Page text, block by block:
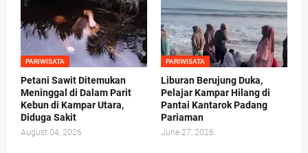
PARIWISATA
Petani Sawit Ditemukan
Meninggal di Dalam Parit
Kebun di Kampar Utara,
Diduga Sakit
August 04, 2026
PARIWISATA
Liburan Berujung Duka,
Pelajar Kampar Hilang di
Pantai Kantarok Padang
Pariaman
June 27, 2026